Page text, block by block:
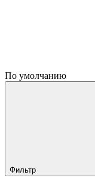
По умолчанию
Фильтр